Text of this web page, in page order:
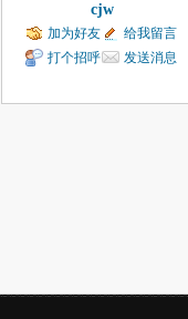
cjw
加为好友
给我留言
打个招呼
发送消息